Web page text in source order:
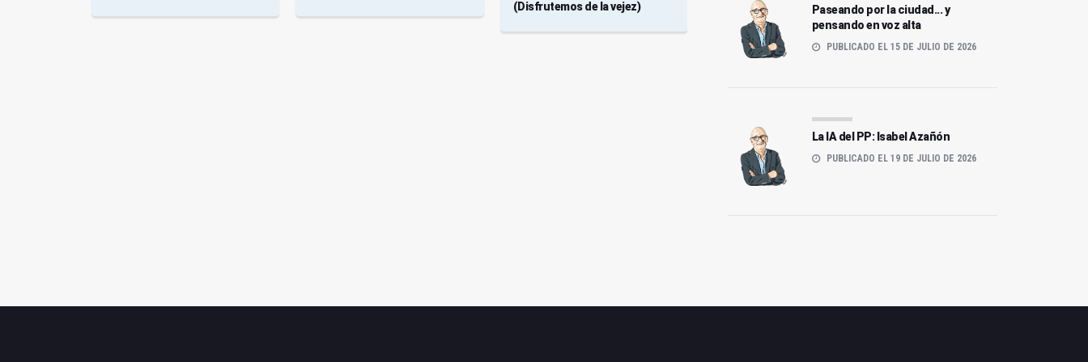
(Disfrutemos de la vejez)
amenaza a la presunción de
Paseando por la ciudad... y
pensando en voz alta
PUBLICADO EL 15 DE JULIO DE 2026
La IA del PP: Isabel Azañón
PUBLICADO EL 19 DE JULIO DE 2026